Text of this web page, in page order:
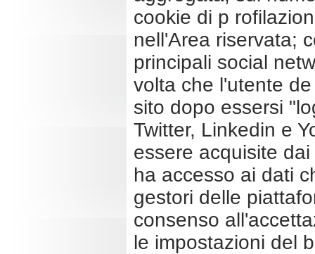
cookie di p
nell'Area riservata;
principali social
volta che l'utente
sito dopo essersi
Twitter, Linkedin e
essere acquisite
ha accesso ai dati
gestori delle
consenso
le impostazioni del